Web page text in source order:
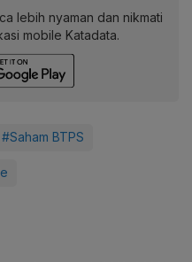
lebih nyaman dan nikmati
mobile Katadata.
#Saham BTPS